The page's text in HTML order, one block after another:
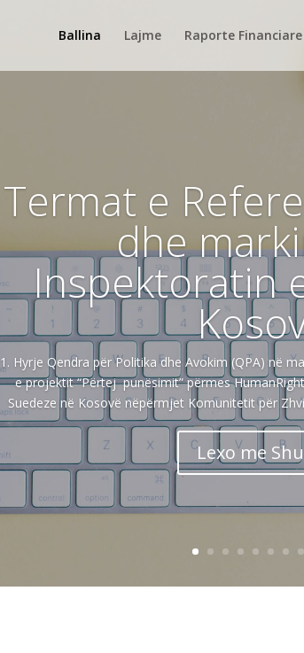
Ballina Lajme Raporte Financiare
Termat e
dhe
Inspektoratin
1. Hyrje Qendra për Politika dhe Avokim (QPA) në
e projektit “Përtej punësimit” përmes
Suedeze në Kosovë nëpërmjet Komunitetit për
Lexo me